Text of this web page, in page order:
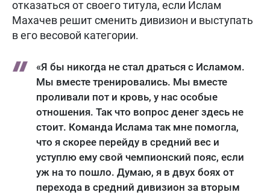
отказаться от своего титула, если Ислам
Махачев решит сменить дивизион и выступать
в его весовой категории.
«Я бы никогда не стал драться с Исламом.
Мы вместе тренировались. Мы вместе
проливали пот и кровь, у нас особые
отношения. Так что вопрос денег здесь не
стоит. Команда Ислама так мне помогла,
что я скорее перейду в средний вес и
уступлю ему свой чемпионский пояс, если
уж на то пошло. Думаю, я в двух боях от
перехода в средний дивизион за вторым